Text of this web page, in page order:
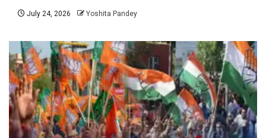
July 24, 2026 Yoshita Pandey